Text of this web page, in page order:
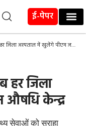
ई-पेपर
अस्पताल में खुलेंगे पीएम जन औषधि केन्द्र
हर जिला
केन्द्र
सेवाओं को सराहा